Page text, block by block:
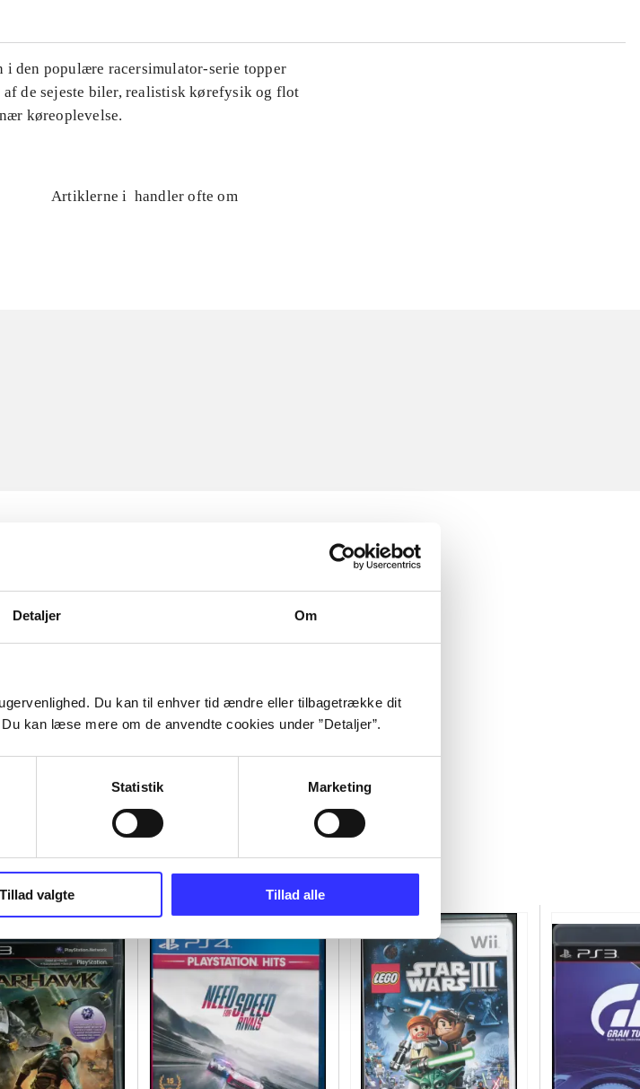
Detaljer Om
Du kan til enhver tid ændre eller tilbagetrække dit
kan læse mere om de anvendte cookies under ”Detaljer”.
Statistik Marketing
Tillad valgte Tillad alle
i den populære racersimulator-serie topper
de sejeste biler, realistisk kørefysik og flot
køreoplevelse.
Artiklerne i handler ofte om